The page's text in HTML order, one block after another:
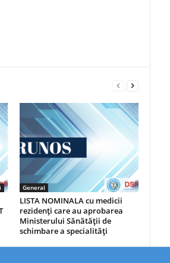
General
LISTA NOMINALA cu medicii
rezidenţi care au aprobarea
Ministerului Sănătăţii de
schimbare a specialităţi